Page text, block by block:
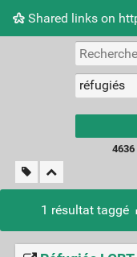
Shared links on
Nuage de tags
4636
1 résultat taggé